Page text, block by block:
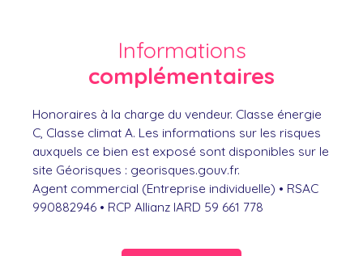
Informations
complémentaires
Honoraires à la charge du vendeur. Classe énergie
C, Classe climat A. Les informations sur les risques
auxquels ce bien est exposé sont disponibles sur le
site Géorisques : georisques.gouv.fr.
Agent commercial (Entreprise individuelle) • RSAC
990882946 • RCP Allianz IARD 59 661 778